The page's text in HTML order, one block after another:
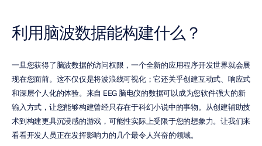
利用脑波数据能构建什么？
一旦您获得了脑波数据的访问权限，一个全新的应用程序开发世界就会展
现在您面前。这不仅仅是将波浪线可视化；它还关乎创建互动式、响应式
和深层个人化的体验。来自 EEG 脑电仪的数据可以成为您软件强大的新
输入方式，让您能够构建曾经只存在于科幻小说中的事物。从创建辅助技
术到构建更具沉浸感的游戏，可能性实际上受限于您的想象力。让我们来
看看开发人员正在发挥影响力的几个最令人兴奋的领域。